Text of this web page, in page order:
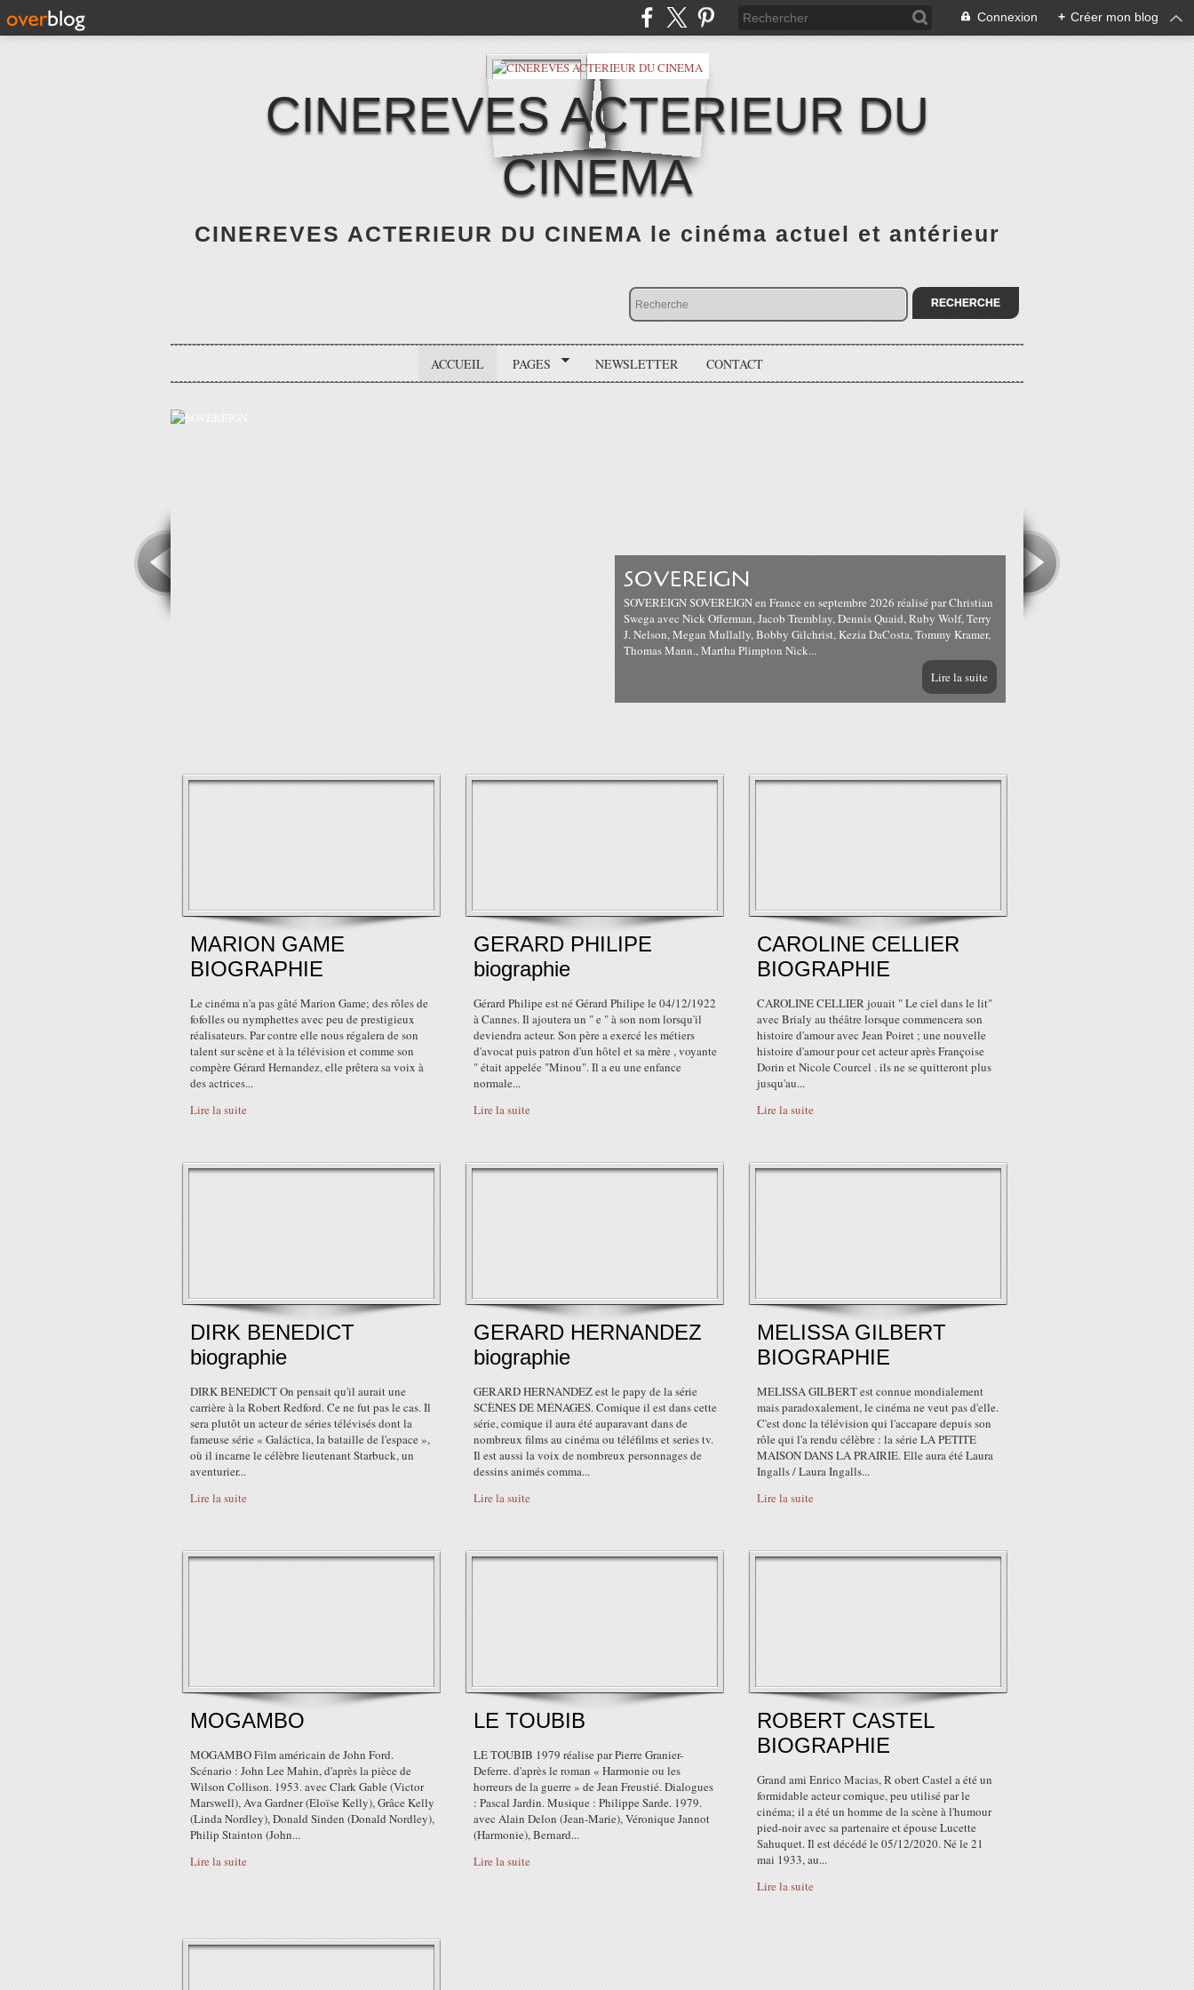
Connexion + Créer mon blog
CINEREVES ACTERIEUR DU
CINEMA
CINEREVES ACTERIEUR DU CINEMA le cinéma actuel et antérieur
ACCUEIL PAGES NEWSLETTER CONTACT
SOVEREIGN
SOVEREIGN SOVEREIGN en France en septembre 2026 réalisé par Christian
Swega avec Nick Offerman, Jacob Tremblay, Dennis Quaid, Ruby Wolf, Terry
J. Nelson, Megan Mullally, Bobby Gilchrist, Kezia DaCosta, Tommy Kramer,
Thomas Mann., Martha Plimpton Nick...
Lire la suite
MARION GAME
BIOGRAPHIE
Le cinéma n'a pas gâté Marion Game; des rôles de
fofolles ou nymphettes avec peu de prestigieux
réalisateurs. Par contre elle nous régalera de son
talent sur scène et à la télévision et comme son
compère Gérard Hernandez, elle prêtera sa voix à
des actrices...
Lire la suite
GERARD PHILIPE
biographie
Gérard Philipe est né Gérard Philipe le 04/12/1922
à Cannes. Il ajoutera un " e " à son nom lorsqu'il
deviendra acteur. Son père a exercé les métiers
d'avocat puis patron d'un hôtel et sa mère , voyante
" était appelée "Minou". Il a eu une enfance
normale...
Lire la suite
CAROLINE CELLIER
BIOGRAPHIE
CAROLINE CELLIER jouait " Le ciel dans le lit"
avec Brialy au théâtre lorsque commencera son
histoire d'amour avec Jean Poiret ; une nouvelle
histoire d'amour pour cet acteur après Françoise
Dorin et Nicole Courcel . ils ne se quitteront plus
jusqu'au...
Lire la suite
DIRK BENEDICT
biographie
DIRK BENEDICT On pensait qu'il aurait une
carrière à la Robert Redford. Ce ne fut pas le cas. Il
sera plutôt un acteur de séries télévisés dont la
fameuse série « Galáctica, la bataille de l'espace »,
où il incarne le célèbre lieutenant Starbuck, un
aventurier...
Lire la suite
GERARD HERNANDEZ
biographie
GERARD HERNANDEZ est le papy de la série
SCÈNES DE MÉNAGES. Comique il est dans cette
série, comique il aura été auparavant dans de
nombreux films au cinéma ou téléfilms et series tv.
Il est aussi la voix de nombreux personnages de
dessins animés comma...
Lire la suite
MELISSA GILBERT
BIOGRAPHIE
MELISSA GILBERT est connue mondialement
mais paradoxalement, le cinéma ne veut pas d'elle.
C'est donc la télévision qui l'accapare depuis son
rôle qui l'a rendu célèbre : la série LA PETITE
MAISON DANS LA PRAIRIE. Elle aura été Laura
Ingalls / Laura Ingalls...
Lire la suite
MOGAMBO
MOGAMBO Film américain de John Ford.
Scénario : John Lee Mahin, d'après la pièce de
Wilson Collison. 1953. avec Clark Gable (Victor
Marswell), Ava Gardner (Eloïse Kelly), Grâce Kelly
(Linda Nordley), Donald Sinden (Donald Nordley),
Philip Stainton (John...
Lire la suite
LE TOUBIB
LE TOUBIB 1979 réalise par Pierre Granier-
Deferre. d'après le roman « Harmonie ou les
horreurs de la guerre » de Jean Freustié. Dialogues
: Pascal Jardin. Musique : Philippe Sarde. 1979.
avec Alain Delon (Jean-Marie), Véronique Jannot
(Harmonie), Bernard...
Lire la suite
ROBERT CASTEL
BIOGRAPHIE
Grand ami Enrico Macias, R obert Castel a été un
formidable acteur comique, peu utilisé par le
cinéma; il a été un homme de la scène à l'humour
pied-noir avec sa partenaire et épouse Lucette
Sahuquet. Il est décédé le 05/12/2020. Né le 21
mai 1933, au...
Lire la suite